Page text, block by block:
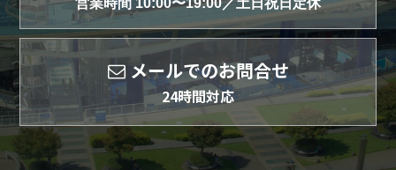
メールでのお問合せ
24時間対応